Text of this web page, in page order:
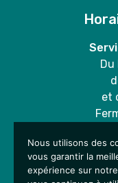
Du
et
Nous utilisons des
vous garantir la
expérience sur